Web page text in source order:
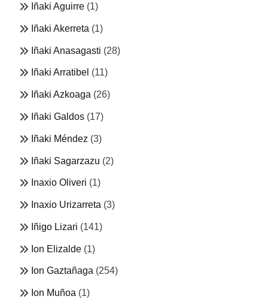
Iñaki Aguirre (1)
Iñaki Akerreta (1)
Iñaki Anasagasti (28)
Iñaki Arratibel (11)
Iñaki Azkoaga (26)
Iñaki Galdos (17)
Iñaki Méndez (3)
Iñaki Sagarzazu (2)
Inaxio Oliveri (1)
Inaxio Urizarreta (3)
Iñigo Lizari (141)
Ion Elizalde (1)
Ion Gaztañaga (254)
Ion Muñoa (1)